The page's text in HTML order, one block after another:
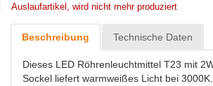
Auslaufartikel, wird nicht mehr produziert
Beschreibung Technische Daten
Dieses LED Röhrenleuchtmittel T23 mit
Sockel liefert warmweißes Licht bei